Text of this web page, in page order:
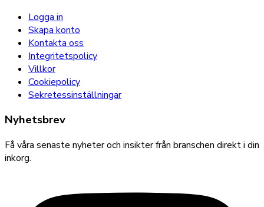
Logga in
Skapa konto
Kontakta oss
Integritetspolicy
Villkor
Cookiepolicy
Sekretessinställningar
Nyhetsbrev
Få våra senaste nyheter och insikter från branschen direkt i din
inkorg.